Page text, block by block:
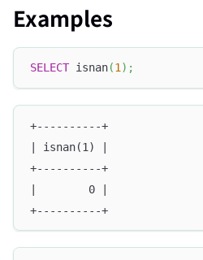
Examples
SELECT isnan(1) ;
+----------+
| isnan(1) |
+----------+
|        0 |
+----------+